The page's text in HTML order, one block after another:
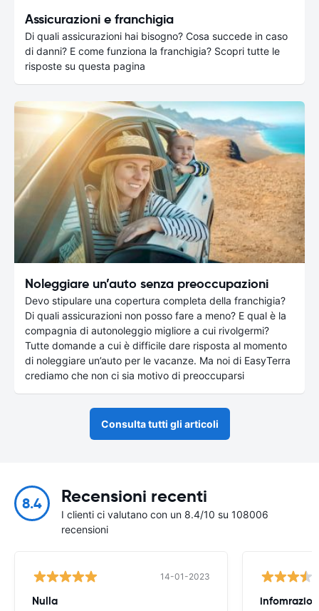
Assicurazioni e franchigia
Di quali assicurazioni hai bisogno? Cosa succede in caso
di danni? E come funziona la franchigia? Scopri tutte le
risposte su questa pagina
Noleggiare un’auto senza preoccupazioni
Devo stipulare una copertura completa della franchigia?
Di quali assicurazioni non posso fare a meno? E qual è la
compagnia di autonoleggio migliore a cui rivolgermi?
Tutte domande a cui è difficile dare risposta al momento
di noleggiare un’auto per le vacanze. Ma noi di EasyTerra
crediamo che non ci sia motivo di preoccuparsi
Consulta tutti gli articoli
8.4 Recensioni recenti
I clienti ci valutano con un 8.4/10 su 108006
recensioni
14-01-2023
Nulla